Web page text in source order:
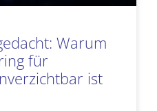
Warum
für
ist